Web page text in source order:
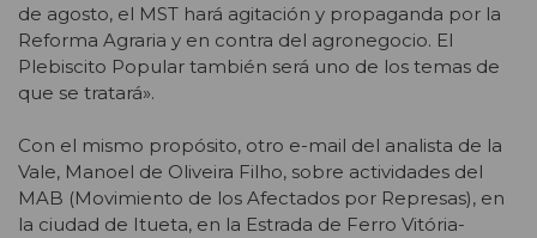
de agosto, el MST hará agitación y propaganda por la
Reforma Agraria y en contra del agronegocio. El
Plebiscito Popular también será uno de los temas de
que se tratará».
Con el mismo propósito, otro e-mail del analista de la
Vale, Manoel de Oliveira Filho, sobre actividades del
MAB (Movimiento de los Afectados por Represas), en
la ciudad de Itueta, en la Estrada de Ferro Vitória-